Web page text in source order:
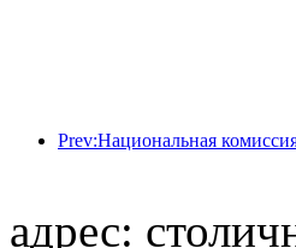
адрес: